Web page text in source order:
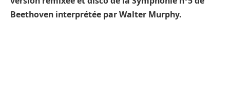
Beethoven interprétée par Walter Murphy.